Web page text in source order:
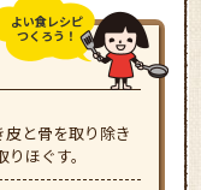
よい食レシピ
つくろう！
と骨を取り除き
ほぐす。